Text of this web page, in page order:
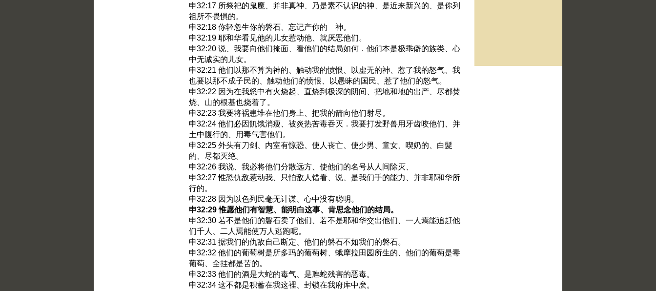
申32:17 所祭祀的鬼魔、并非真神、乃是素不认识的神、是近来新兴的、是你列
祖所不畏惧的。
申32:18 你轻忽生你的磐石、忘记产你的 神。
申32:19 耶和华看见他的儿女惹动他、就厌恶他们。
申32:20 说、我要向他们掩面、看他们的结局如何．他们本是极乖僻的族类、心
中无诚实的儿女。
申32:21 他们以那不算为神的、触动我的愤恨、以虚无的神、惹了我的怒气、我
也要以那不成子民的、触动他们的愤恨、以愚昧的国民、惹了他们的怒气。
申32:22 因为在我怒中有火烧起、直烧到极深的阴间、把地和地的出产、尽都焚
烧、山的根基也烧着了。
申32:23 我要将祸患堆在他们身上、把我的箭向他们射尽。
申32:24 他们必因飢饿消瘦、被炎热苦毒吞灭．我要打发野兽用牙齿咬他们、并
土中腹行的、用毒气害他们。
申32:25 外头有刀剑、内室有惊恐、使人丧亡、使少男、童女、喫奶的、白髮
的、尽都灭绝。
申32:26 我说、我必将他们分散远方、使他们的名号从人间除灭、
申32:27 惟恐仇敌惹动我、只怕敌人错看、说、是我们手的能力、并非耶和华所
行的。
申32:28 因为以色列民毫无计谋、心中没有聪明。
申32:29 惟愿他们有智慧、能明白这事、肯思念他们的结局。
申32:30 若不是他们的磐石卖了他们、若不是耶和华交出他们、一人焉能追赶他
们千人、二人焉能使万人逃跑呢。
申32:31 据我们的仇敌自己断定、他们的磐石不如我们的磐石。
申32:32 他们的葡萄树是所多玛的葡萄树、蛾摩拉田园所生的、他们的葡萄是毒
葡萄、全挂都是苦的。
申32:33 他们的酒是大蛇的毒气、是虺蛇残害的恶毒。
申32:34 这不都是积蓄在我这裡、封锁在我府库中麽。